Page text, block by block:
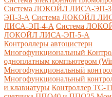
Система ЛОКОЙЛ ЛИСА-ЭП-3
ЭП-3-А Система ЛОКОЙЛ
ЛИСА-ЭП-4-А Система
ЛОКОЙЛ ЛИСА-ЭП-5-А
Контроллеры автоцистерн
Многофункциональный
одноплатным компьютером
Многофункциональный
Многофункциональный
и клавиатуры Контроллер ТС-